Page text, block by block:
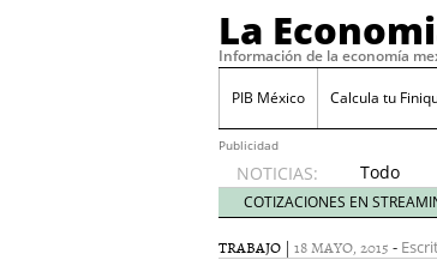
La
Información de la economía
PIB México Calcula tu
Publicidad
NOTICIAS:
Todo
sobre
SIFX:
análisis
COTIZACIONES EN
TRABAJO | 18 MAYO, 2015 -